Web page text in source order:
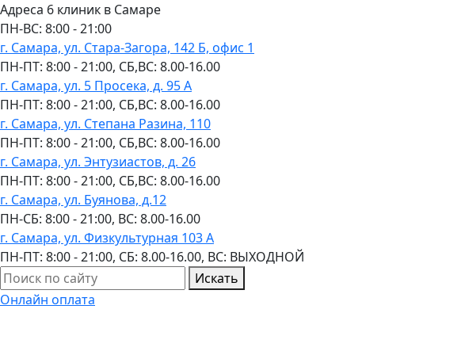
Адреса 6 клиник в Самаре
ПН-ВC: 8:00 - 21:00
г. Самара, ул. Стара-Загора, 142 Б, офис 1
ПН-ПТ: 8:00 - 21:00, СБ,ВС: 8.00-16.00
г. Самара, ул. 5 Просека, д. 95 А
ПН-ПТ: 8:00 - 21:00, СБ,ВС: 8.00-16.00
г. Самара, ул. Степана Разина, 110
ПН-ПТ: 8:00 - 21:00, СБ,ВС: 8.00-16.00
г. Самара, ул. Энтузиастов, д. 26
ПН-ПТ: 8:00 - 21:00, СБ,ВС: 8.00-16.00
г. Самара, ул. Буянова, д.12
ПН-СБ: 8:00 - 21:00, ВС: 8.00-16.00
г. Самара, ул. Физкультурная 103 А
ПН-ПТ: 8:00 - 21:00, СБ: 8.00-16.00, ВС: ВЫХОДНОЙ
Искать
Онлайн оплата